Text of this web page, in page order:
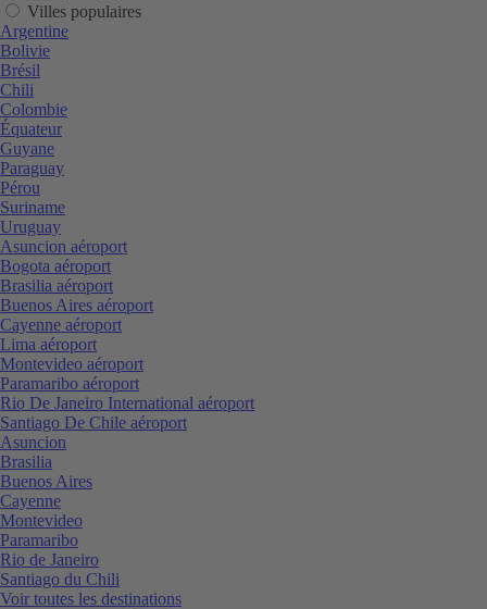
Villes populaires
Argentine
Bolivie
Brésil
Chili
Colombie
Équateur
Guyane
Paraguay
Pérou
Suriname
Uruguay
Asuncion aéroport
Bogota aéroport
Brasilia aéroport
Buenos Aires aéroport
Cayenne aéroport
Lima aéroport
Montevideo aéroport
Paramaribo aéroport
Rio De Janeiro International aéroport
Santiago De Chile aéroport
Asuncion
Brasilia
Buenos Aires
Cayenne
Montevideo
Paramaribo
Rio de Janeiro
Santiago du Chili
Voir toutes les destinations